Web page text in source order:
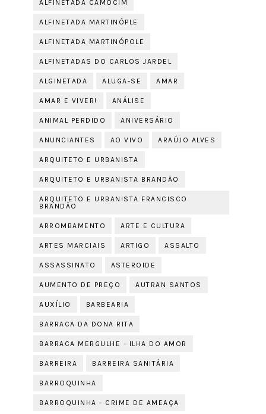
ALFINETADA CAMOCIM
ALFINETADA MARTINÓPLE
ALFINETADA MARTINÓPOLE
ALFINETADAS DO CARLOS JARDEL
ALGINETADA ALUGA-SE AMAR
AMAR E VIVER! ANÁLISE
ANIMAL PERDIDO ANIVERSÁRIO
ANUNCIANTES AO VIVO ARAÚJO ALVES
ARQUITETO E URBANISTA
ARQUITETO E URBANISTA BRANDÃO
ARQUITETO E URBANISTA FRANCISCO
BRANDÃO
ARROMBAMENTO ARTE E CULTURA
ARTES MARCIAIS ARTIGO ASSALTO
ASSASSINATO ASTEROIDE
AUMENTO DE PREÇO AUTRAN SANTOS
AUXÍLIO BARBEARIA
BARRACA DA DONA RITA
BARRACA MERGULHE - ILHA DO AMOR
BARREIRA BARREIRA SANITÁRIA
BARROQUINHA
BARROQUINHA - CRIME DE AMEAÇA